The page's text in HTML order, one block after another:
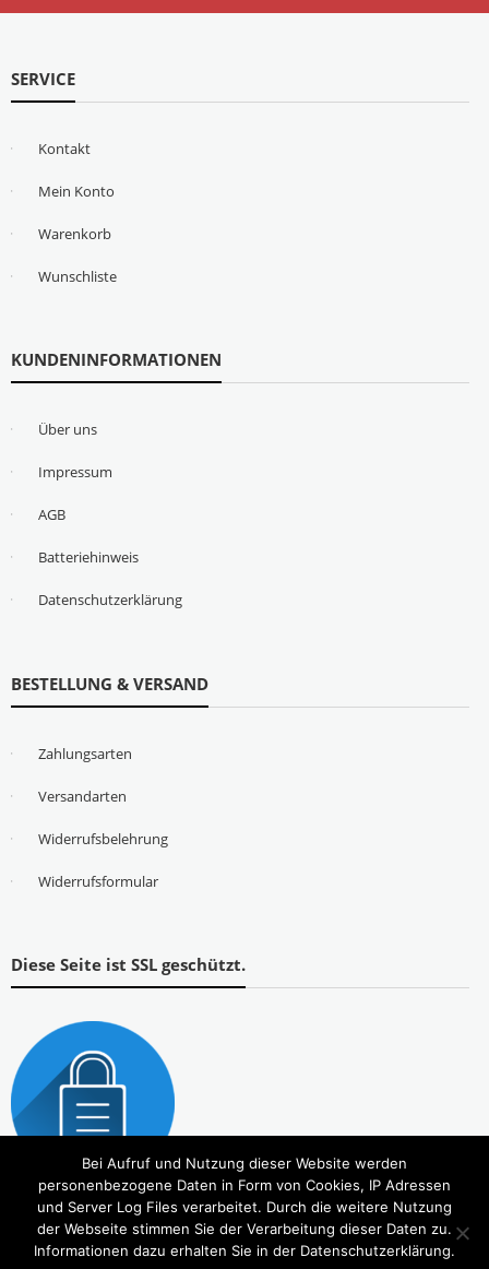
SERVICE
Kontakt
Mein Konto
Warenkorb
Wunschliste
KUNDENINFORMATIONEN
Über uns
Impressum
AGB
Batteriehinweis
Datenschutzerklärung
BESTELLUNG & VERSAND
Zahlungsarten
Versandarten
Widerrufsbelehrung
Widerrufsformular
Diese Seite ist SSL geschützt.
Bei Aufruf und Nutzung dieser Website werden
personenbezogene Daten in Form von Cookies, IP Adressen
und Server Log Files verarbeitet. Durch die weitere Nutzung
der Webseite stimmen Sie der Verarbeitung dieser Daten zu.
Informationen dazu erhalten Sie in der Datenschutzerklärung.